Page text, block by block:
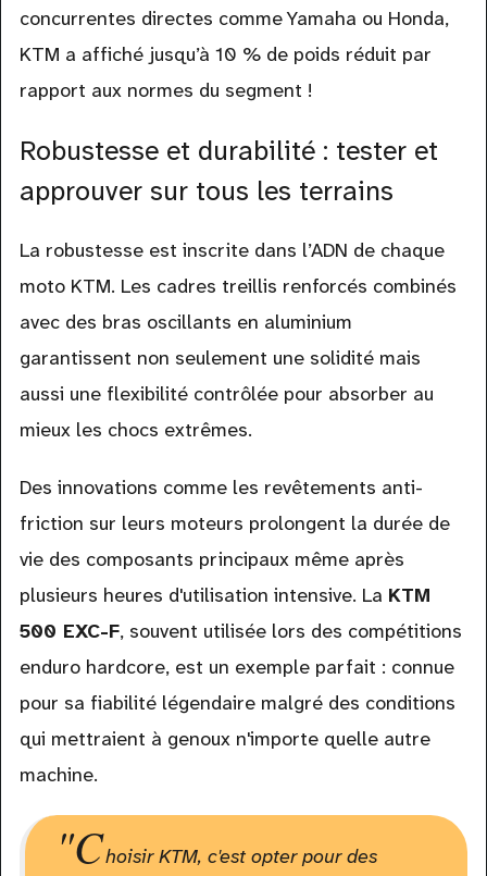
concurrentes directes comme Yamaha ou Honda,
KTM a affiché jusqu’à 10 % de poids réduit par
rapport aux normes du segment !
Robustesse et durabilité : tester et
approuver sur tous les terrains
La robustesse est inscrite dans l’ADN de chaque
moto KTM. Les cadres treillis renforcés combinés
avec des bras oscillants en aluminium
garantissent non seulement une solidité mais
aussi une flexibilité contrôlée pour absorber au
mieux les chocs extrêmes.
Des innovations comme les revêtements anti-
friction sur leurs moteurs prolongent la durée de
vie des composants principaux même après
plusieurs heures d'utilisation intensive. La KTM
500 EXC-F, souvent utilisée lors des compétitions
enduro hardcore, est un exemple parfait : connue
pour sa fiabilité légendaire malgré des conditions
qui mettraient à genoux n'importe quelle autre
machine.
"Choisir KTM, c'est opter pour des